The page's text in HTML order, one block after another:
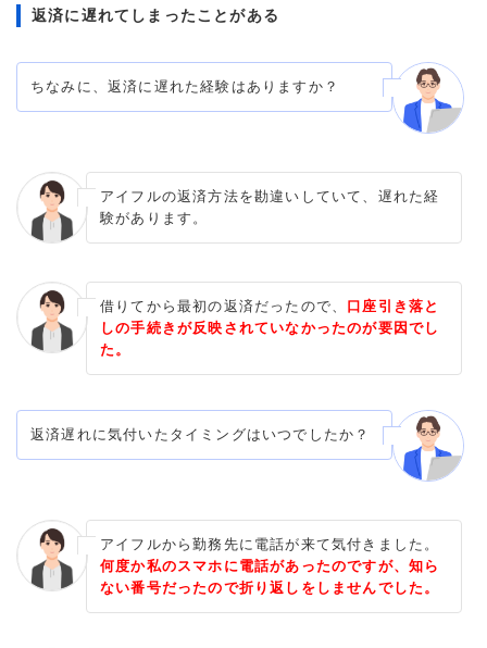
返済に遅れてしまったことがある
ちなみに、返済に遅れた経験はありますか？
アイフルの返済方法を勘違いしていて、遅れた経
験があります。
借りてから最初の返済だったので、 口座引き落と
しの手続きが反映されていなかったのが要因でし
た。
返済遅れに気付いたタイミングはいつでしたか？
アイフルから勤務先に電話が来て気付きました。
何度か私のスマホに電話があったのですが、知ら
ない番号だったので折り返しをしませんでした。